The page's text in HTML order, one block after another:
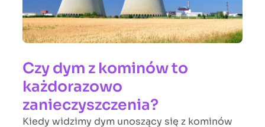
Czy dym z kominów to
każdorazowo
zanieczyszczenia?
Kiedy widzimy dym unoszący się z kominów